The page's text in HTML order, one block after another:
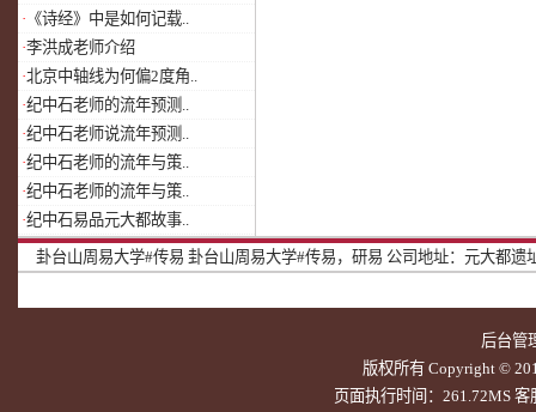
· 《诗经》中是如何记载..
·李洪成老师介绍
·北京中轴线为何偏2度角..
·纪中石老师的流年预测..
·纪中石老师说流年预测..
·纪中石老师的流年与策..
·纪中石老师的流年与策..
·纪中石易品元大都故事..
卦台山周易大学#传易 卦台山周易大学#传易，研易 公司地址：元大都遗
后台管
版权所有 Copyright ©
页面执行时间：261.72MS